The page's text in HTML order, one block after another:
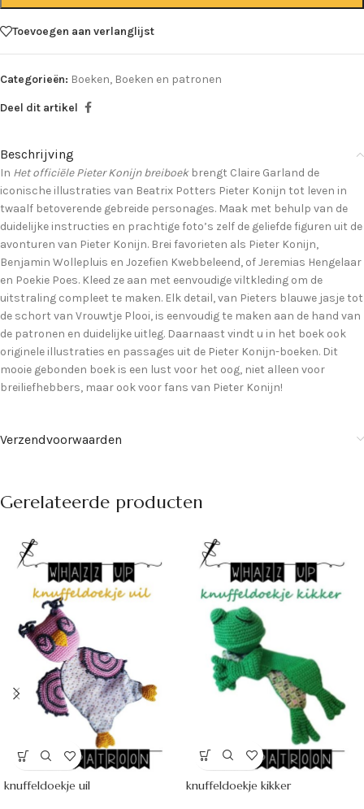
Toevoegen aan verlanglijst
Categorieën: Boeken, Boeken en patronen
Deel dit artikel
Beschrijving
In Het officiële Pieter Konijn breiboekbrengt Claire Garland de
iconische illustraties van Beatrix Potters Pieter Konijn tot leven in
twaalf betoverende gebreide personages. Maak met behulp van de
duidelijke instructies en prachtige foto’s zelf de geliefde figuren uit de
avonturen van Pieter Konijn. Brei favorieten als Pieter Konijn,
Benjamin Wollepluis en Jozefien Kwebbeleend, of Jeremias Hengelaar
en Poekie Poes. Kleed ze aan met eenvoudige viltkleding om de
uitstraling compleet te maken. Elk detail, van Pieters blauwe jasje tot
de schort van Vrouwtje Plooi, is eenvoudig te maken aan de hand van
de patronen en duidelijke uitleg. Daarnaast vindt u in het boek ook
originele illustraties en passages uit de Pieter Konijn-boeken. Dit
mooie gebonden boek is een lust voor het oog, niet alleen voor
breiliefhebbers, maar ook voor fans van Pieter Konijn!
Verzendvoorwaarden
Gerelateerde producten
knuffeldoekje uil knuffeldoekje kikker